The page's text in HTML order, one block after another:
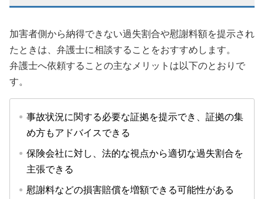
加害者側から納得できない過失割合や慰謝料額を提示され
たときは、弁護士に相談することをおすすめします。
弁護士へ依頼することの主なメリットは以下のとおりで
す。
事故状況に関する必要な証拠を提示でき、証拠の集
め方もアドバイスできる
保険会社に対し、法的な視点から適切な過失割合を
主張できる
慰謝料などの損害賠償を増額できる可能性がある